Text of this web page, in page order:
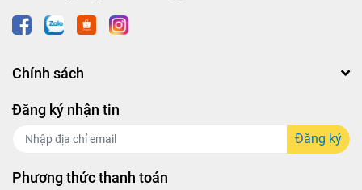
Chính sách
Đăng ký nhận tin
Đăng ký
Phương thức thanh toán